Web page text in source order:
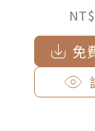
NT$
免